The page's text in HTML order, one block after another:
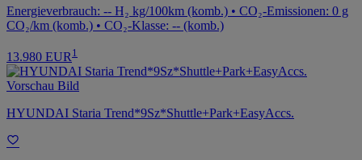
Energieverbrauch: -- H₂ kg/100km (komb.) • CO₂-Emissionen: 0 g
CO₂/km (komb.) • CO₂-Klasse: -- (komb.)
13.980 EUR 1
HYUNDAI Staria Trend*9Sz*Shuttle+Park+EasyAccs.